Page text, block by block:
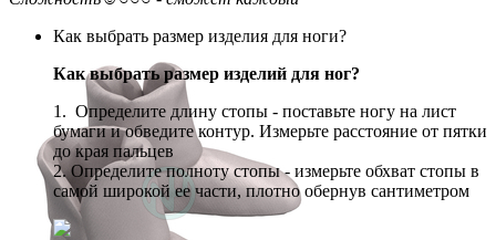
Как выбрать размер изделия для ноги?
Как выбрать размер изделий для ног?
1. Определите длину стопы - поставьте ногу на лист
бумаги и обведите контур. Измерьте расстояние от пятки
до края пальцев
2. Определите полноту стопы - измерьте обхват стопы в
самой широкой ее части, плотно обернув сантиметром